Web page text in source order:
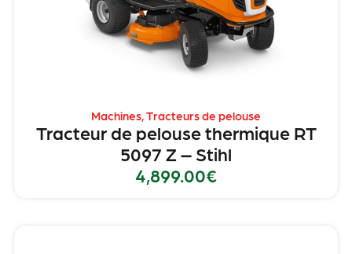
Machines,Tracteurs de pelouse
Tracteur de pelouse thermique RT
5097 Z – Stihl
4,899.00€